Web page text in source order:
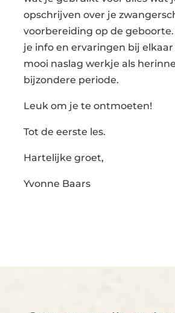
opschrijven over je
voorbereiding op de
je info en ervaringen bij
mooi naslag werkje als
bijzondere periode.
Leuk om je te ontmoeten!
Tot de eerste les.
Hartelijke groet,
Yvonne Baars